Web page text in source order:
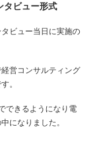
タビュー形式
ビュー当日に実施の
営コンサルティング
。
できるようになり電
になりました。